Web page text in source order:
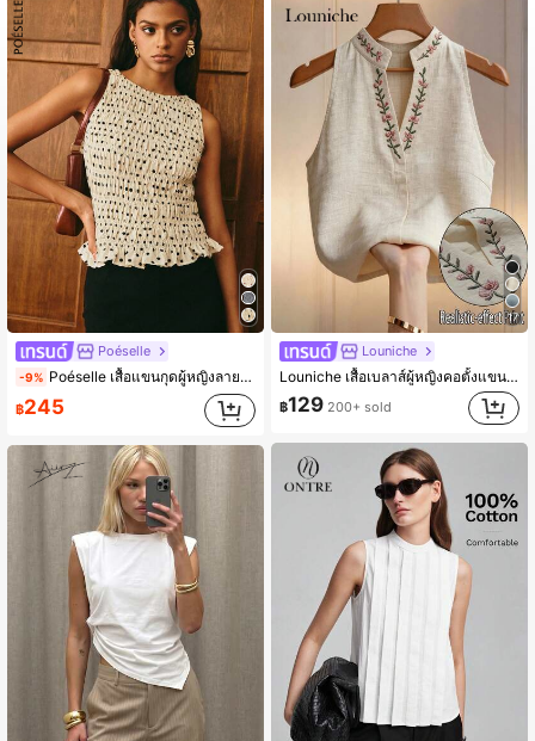
Poéselle
-9% Poéselle เสื้อแขนกุดผู้หญิงลายจุดมีเท็กซ์เจอร์ สไตล์ฝรั่งเศสแบบสบายๆ ย่นแขนกุด สำหรับใส่ไปทานมื้อสายฤดูร้อน สีดำขาวลายจุด
฿245
17
Louniche
Louniche เสื้อเบลาส์ผู้หญิงคอตั้งแขนกุดปักลายดอกไม้, เสื้อปักลาย, ชุดฤดูร้อนผู้หญิง, เสื้อหรูหรา, ชุดทำงาน
฿129 200+ sold